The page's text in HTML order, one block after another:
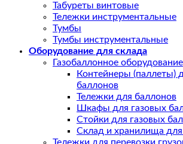
Табуреты винтовые
Тележки инструментальные
Тумбы
Тумбы инструментальные
Оборудование для склада
Газобаллонное оборудование
Контейнеры (паллеты)
баллонов
Тележки для баллонов
Шкафы для газовых
Стойки для газовых
Склад и хранилища